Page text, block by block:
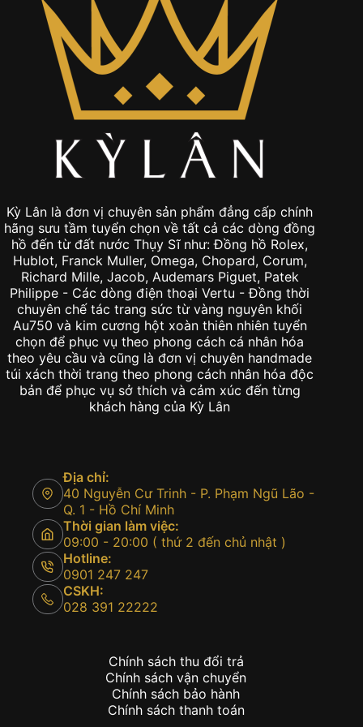
Kỳ Lân là đơn vị chuyên sản phẩm đẳng cấp chính
hãng sưu tầm tuyển chọn về tất cả các dòng đồng
hồ đến từ đất nước Thụy Sĩ như: Đồng hồ Rolex,
Hublot, Franck Muller, Omega, Chopard, Corum,
Richard Mille, Jacob, Audemars Piguet, Patek
Philippe - Các dòng điện thoại Vertu - Đồng thời
chuyên chế tác trang sức từ vàng nguyên khối
Au750 và kim cương hột xoàn thiên nhiên tuyển
chọn để phục vụ theo phong cách cá nhân hóa
theo yêu cầu và cũng là đơn vị chuyên handmade
túi xách thời trang theo phong cách nhân hóa độc
bản để phục vụ sở thích và cảm xúc đến từng
khách hàng của Kỳ Lân
Địa chỉ:
40 Nguyễn Cư Trinh - P. Phạm Ngũ Lão -
Q. 1 - Hồ Chí Minh
Thời gian làm việc:
09:00 - 20:00 ( thứ 2 đến chủ nhật )
Hotline:
0901 247 247
CSKH:
028 391 22222
Chính sách thu đổi trả
Chính sách vận chuyển
Chính sách bảo hành
Chính sách thanh toán